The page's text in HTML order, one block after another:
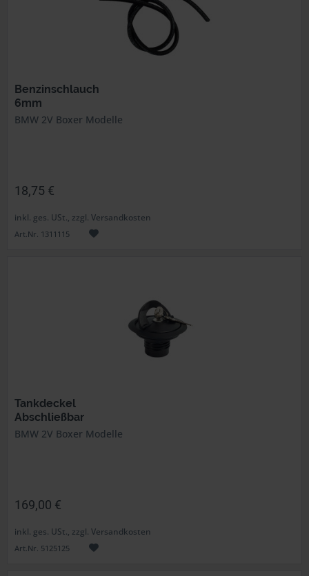
Benzinschlauch
6mm
BMW 2V Boxer Modelle
18,75 €
inkl. ges. USt., zzgl. Versandkosten
Art.Nr. 1311115
Tankdeckel
Abschließbar
BMW 2V Boxer Modelle
169,00 €
inkl. ges. USt., zzgl. Versandkosten
Art.Nr. 5125125